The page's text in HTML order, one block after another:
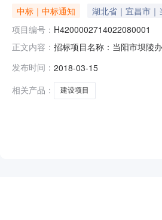
中标｜中标通知 湖北省｜宜昌市｜
项目编号： H4200002714022080001
正文内容： 招标项目名称：当阳市坝陵
在当阳市公共资源交易中心
发布时间： 2018-03-15
相关产品：
建设项目